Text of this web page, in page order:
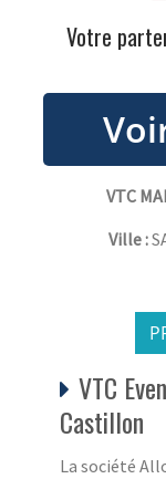
Votre
VTC
Ville :
VTC
Castillon
La société